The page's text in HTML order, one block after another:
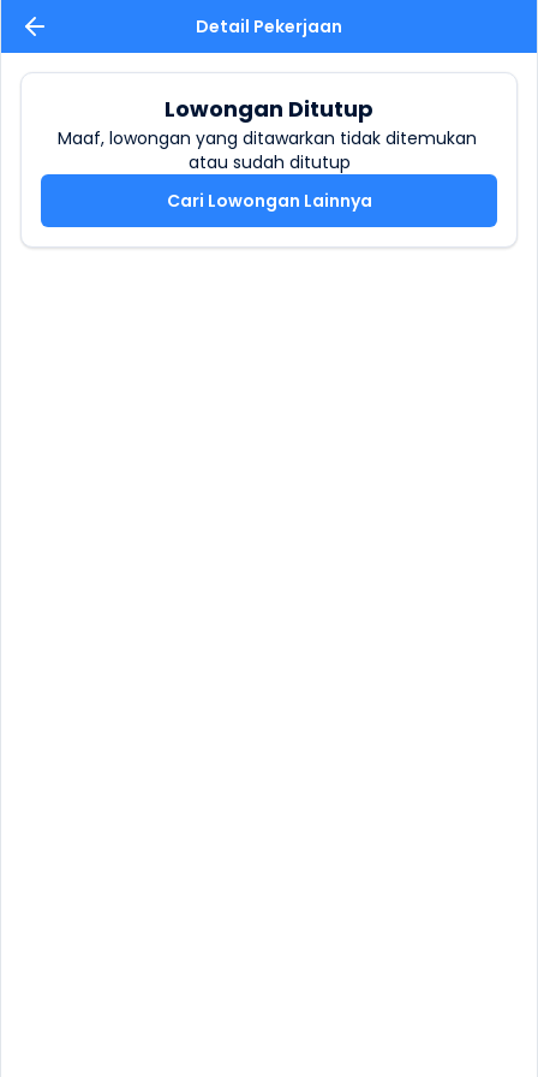
Detail Pekerjaan
Lowongan Ditutup
Maaf, lowongan yang ditawarkan tidak ditemukan
atau sudah ditutup
Cari Lowongan Lainnya